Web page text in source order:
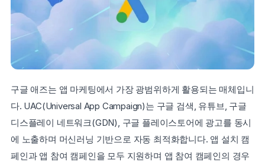
구글 애즈는 앱 마케팅에서 가장 광범위하게 활용되는 매체입니
다. UAC(Universal App Campaign)는 구글 검색, 유튜브, 구글
디스플레이 네트워크(GDN), 구글 플레이스토어에 광고를 동시
에 노출하며 머신러닝 기반으로 자동 최적화합니다. 앱 설치 캠
페인과 앱 참여 캠페인을 모두 지원하며 앱 참여 캠페인의 경우